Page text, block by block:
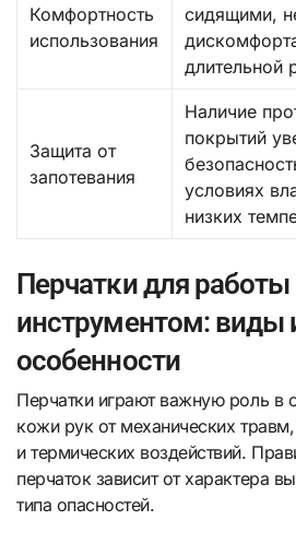
Комфортность
использования
сидящими,
длительной
Защита от
запотевания
Наличие
покрытий
условиях
низких
Перчатки для работы
инструментом: виды
особенности
Перчатки играют важную роль в
кожи рук от механических
и термических воздействий.
перчаток зависит от характера
типа опасностей.